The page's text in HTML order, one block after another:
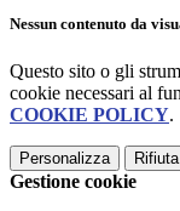
Nessun contenuto da
Questo sito o gli
cookie necessari al
COOKIE POLICY.
Personalizza
Gestione cookie